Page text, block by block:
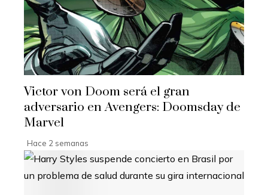
Victor von Doom será el gran
adversario en Avengers: Doomsday de
Marvel
Hace 2 semanas